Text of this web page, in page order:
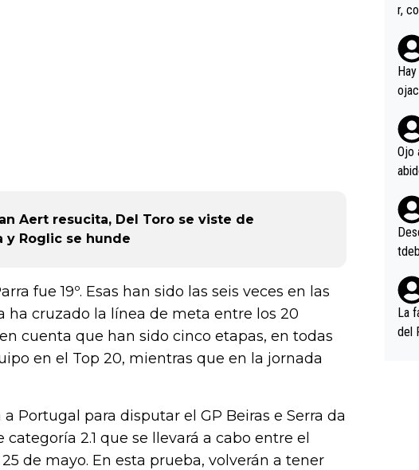
Aert resucita, Del Toro se viste de
y Roglic se hunde
fue 19º. Esas han sido las seis veces en las
ha cruzado la línea de meta entre los 20
cuenta que han sido cinco etapas, en todas
en el Top 20, mientras que en la jornada
Portugal para disputar el GP Beiras e Serra da
2.1 que se llevará a cabo entre el
de mayo. En esta prueba, volverán a tener
r,
rd
en
la
o
n
Ojo
La
del